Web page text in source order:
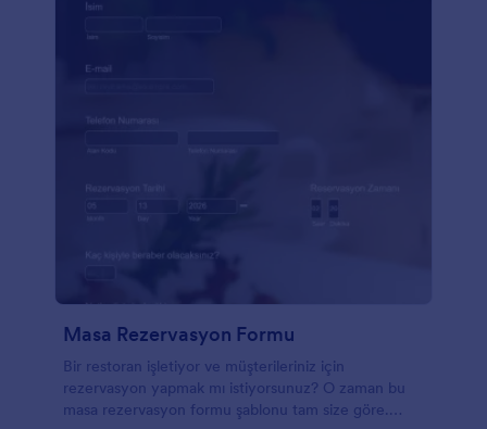
Masa Rezervasyon Formu
Bir restoran işletiyor ve müşterileriniz için
rezervasyon yapmak mı istiyorsunuz? O zaman bu
masa rezervasyon formu şablonu tam size göre.